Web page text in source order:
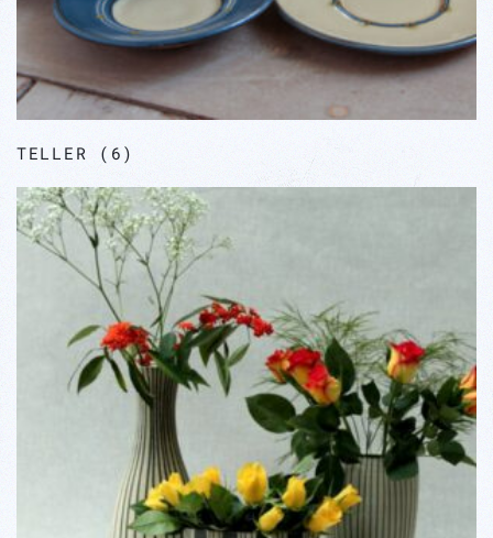
TELLER (6)